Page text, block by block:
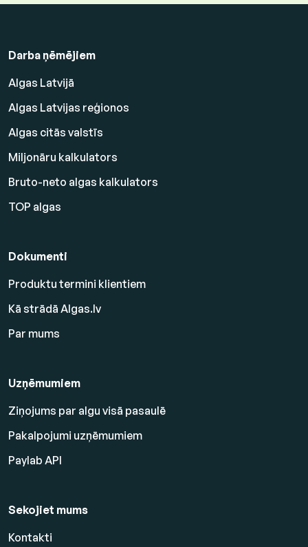
Darba ņēmējiem
Algas Latvijā
Algas Latvijas reģionos
Algas citās valstīs
Miljonāru kalkulators
Bruto-neto algas kalkulators
TOP algas
Dokumenti
Produktu termini klientiem
Kā strādā Algas.lv
Par mums
Uzņēmumiem
Ziņojums par algu visā pasaulē
Pakalpojumi uzņēmumiem
Paylab API
Sekojiet mums
Kontakti